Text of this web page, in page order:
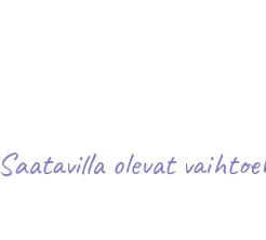
Saatavilla olevat